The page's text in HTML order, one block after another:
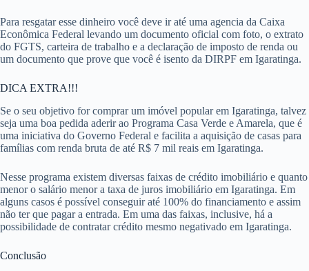
Para resgatar esse dinheiro você deve ir até uma agencia da Caixa
Econômica Federal levando um documento oficial com foto, o extrato
do FGTS, carteira de trabalho e a declaração de imposto de renda ou
um documento que prove que você é isento da DIRPF em Igaratinga.
DICA EXTRA!!!
Se o seu objetivo for comprar um imóvel popular em Igaratinga, talvez
seja uma boa pedida aderir ao Programa Casa Verde e Amarela, que é
uma iniciativa do Governo Federal e facilita a aquisição de casas para
famílias com renda bruta de até R$ 7 mil reais em Igaratinga.
Nesse programa existem diversas faixas de crédito imobiliário e quanto
menor o salário menor a taxa de juros imobiliário em Igaratinga. Em
alguns casos é possível conseguir até 100% do financiamento e assim
não ter que pagar a entrada. Em uma das faixas, inclusive, há a
possibilidade de contratar crédito mesmo negativado em Igaratinga.
Conclusão